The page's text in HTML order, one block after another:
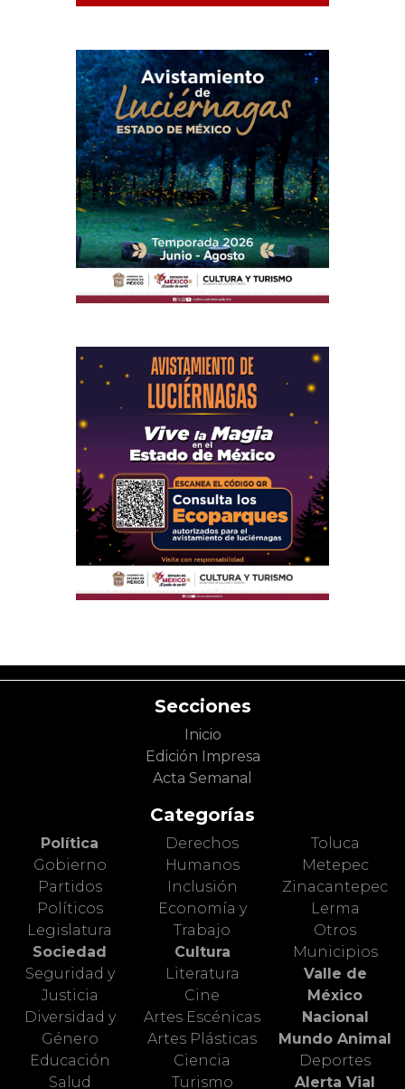
Secciones
Inicio
Edición Impresa
Acta Semanal
Categorías
Política
Gobierno
Partidos
Políticos
Legislatura
Sociedad
Seguridad y
Justicia
Diversidad y
Género
Educación
Salud
Derechos
Humanos
Inclusión
Economía y
Trabajo
Cultura
Literatura
Cine
Artes Escénicas
Artes Plásticas
Ciencia
Turismo
Toluca
Metepec
Zinacantepec
Lerma
Otros
Municipios
Valle de
México
Nacional
Mundo Animal
Deportes
Alerta Vial